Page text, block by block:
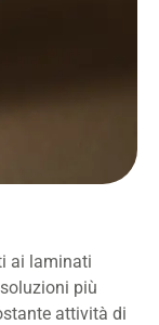
ai laminati
più
attività di